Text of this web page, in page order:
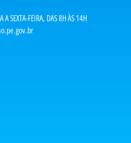
A SEXTA-FEIRA, DAS 8H ÀS 14H